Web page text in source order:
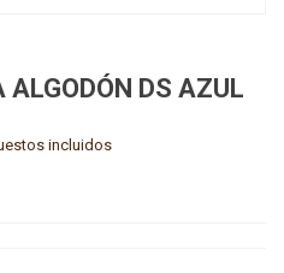
ALGODÓN DS AZUL
incluidos